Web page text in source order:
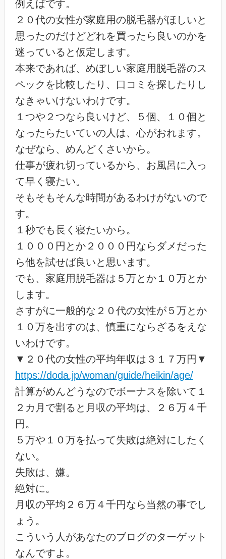
例えばです。
２０代の女性が家庭用の脱毛器がほしいと
思ったのだけどどれを買ったら良いのかを
迷っていると仮定します。
本来であれば、めぼしい家庭用脱毛器のス
ペックを比較したり、口コミを探したりし
なきゃいけないわけです。
１つや２つなら良いけど、５個、１０個と
なったらたいていの人は、心がおれます。
なぜなら、めんどくさいから。
仕事が疲れ切っているから、お風呂に入っ
て早く寝たい。
そもそもそんな時間があるわけがないので
す。
１秒でも長く寝たいから。
１０００円とか２０００円ならダメだった
ら他を試せば良いと思います。
でも、家庭用脱毛器は５万とか１０万とか
します。
さすがに一般的な２０代の女性が５万とか
１０万を出すのは、慎重にならざるをえな
いわけです。
▼２０代の女性の平均年収は３１７万円▼
https://doda.jp/woman/guide/heikin/age/
計算がめんどうなのでボーナスを除いて１
２カ月で割ると月収の平均は、２６万４千
円。
５万や１０万を払って失敗は絶対にしたく
ない。
失敗は、嫌。
絶対に。
月収の平均２６万４千円なら当然の事でし
ょう。
こういう人があなたのブログのターゲット
なんですよ。